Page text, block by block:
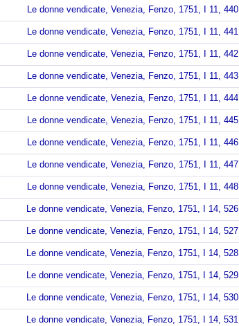
Le donne vendicate, Venezia, Fenzo, 1751, I 11, 440
Le donne vendicate, Venezia, Fenzo, 1751, I 11, 441
Le donne vendicate, Venezia, Fenzo, 1751, I 11, 442
Le donne vendicate, Venezia, Fenzo, 1751, I 11, 443
Le donne vendicate, Venezia, Fenzo, 1751, I 11, 444
Le donne vendicate, Venezia, Fenzo, 1751, I 11, 445
Le donne vendicate, Venezia, Fenzo, 1751, I 11, 446
Le donne vendicate, Venezia, Fenzo, 1751, I 11, 447
Le donne vendicate, Venezia, Fenzo, 1751, I 11, 448
Le donne vendicate, Venezia, Fenzo, 1751, I 14, 526
Le donne vendicate, Venezia, Fenzo, 1751, I 14, 527
Le donne vendicate, Venezia, Fenzo, 1751, I 14, 528
Le donne vendicate, Venezia, Fenzo, 1751, I 14, 529
Le donne vendicate, Venezia, Fenzo, 1751, I 14, 530
Le donne vendicate, Venezia, Fenzo, 1751, I 14, 531